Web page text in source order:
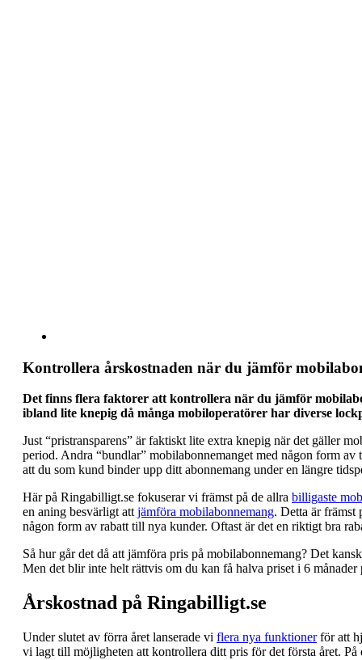
Kontrollera årskostnaden när du jämför
Det finns flera faktorer att kontrollera när du jämför
ibland lite knepig då många mobiloperatörer har diverse
Just “pristransparens” är faktiskt lite extra knepig när det gäller
period. Andra “bundlar” mobilabonnemanget med någon form
att du som kund binder upp ditt abonnemang under en längre
Här på Ringabilligt.se fokuserar vi främst på de allra billigaste
en aning besvärligt attjämföra mobilabonnemang. Detta är främst
någon form av rabatt till nya kunder. Oftast är det en riktigt bra
Så hur går det då att jämföra pris på mobilabonnemang? Det
Men det blir inte helt rättvis om du kan få halva priset i 6
Årskostnad på Ringabilligt.se
Under slutet av förra året lanserade vi flera nya funktionerför att
vi lagt till möjligheten att kontrollera ditt pris för det första året. På